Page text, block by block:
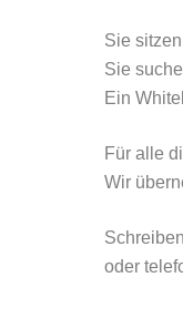
Sie
Sie
Ein
Für alle
Wir
oder